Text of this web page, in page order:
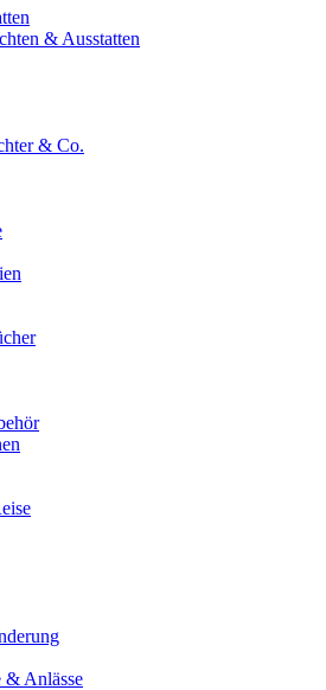
& Ausstatten
& Co.
& Anlässe